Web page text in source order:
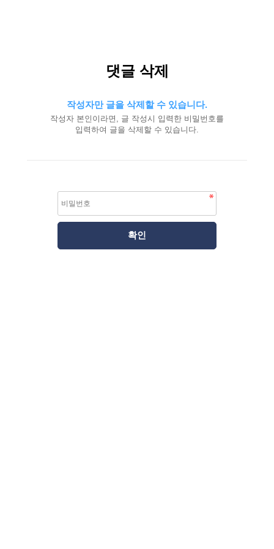
댓글 삭제
작성자만 글을 삭제할 수 있습니다.
작성자 본인이라면, 글 작성시 입력한 비밀번호를
입력하여 글을 삭제할 수 있습니다.